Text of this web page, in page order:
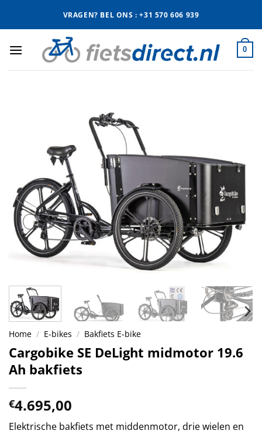
VRAGEN? BEL ONS : +31 570 606 939
0
Home / E-bikes / Bakfiets E-bike
Cargobike SE DeLight midmotor 19.6
Ah bakfiets
€4.695,00
Elektrische bakfiets met middenmotor, drie wielen en